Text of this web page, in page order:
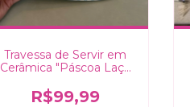
Travessa de Servir em
Cerâmica "Páscoa Laço
R$99,99